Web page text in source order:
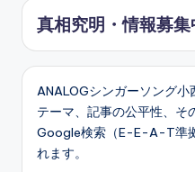
真相究明・情報募集
ANALOGシンガーソング
テーマ、記事の公平性、そ
Google検索（E-E-A-T準
れます。